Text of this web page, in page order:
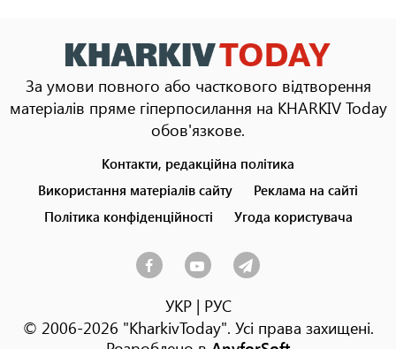
За умови повного або часткового відтворення
матеріалів пряме гіперпосилання на KHARKIV Today
обов'язкове.
menu
Контакти, редакційна політика
Використання матеріалів сайту
Реклама на сайті
Політика конфіденційності
Угода користувача
УКР| РУС
© 2006-2026 "KharkivToday". Усі права захищені.